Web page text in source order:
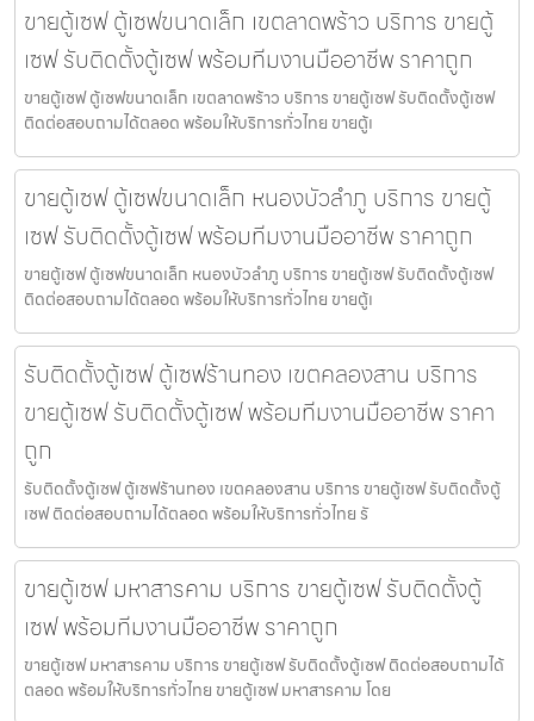
ขายตู้เซฟ ตู้เซฟขนาดเล็ก เขตลาดพร้าว บริการ ขายตู้
เซฟ รับติดตั้งตู้เซฟ พร้อมทีมงานมืออาชีพ ราคาถูก
ขายตู้เซฟ ตู้เซฟขนาดเล็ก เขตลาดพร้าว บริการ ขายตู้เซฟ รับติดตั้งตู้เซฟ
ติดต่อสอบถามได้ตลอด พร้อมให้บริการทั่วไทย ขายตู้เ
ขายตู้เซฟ ตู้เซฟขนาดเล็ก หนองบัวลำภู บริการ ขายตู้
เซฟ รับติดตั้งตู้เซฟ พร้อมทีมงานมืออาชีพ ราคาถูก
ขายตู้เซฟ ตู้เซฟขนาดเล็ก หนองบัวลำภู บริการ ขายตู้เซฟ รับติดตั้งตู้เซฟ
ติดต่อสอบถามได้ตลอด พร้อมให้บริการทั่วไทย ขายตู้เ
รับติดตั้งตู้เซฟ ตู้เซฟร้านทอง เขตคลองสาน บริการ
ขายตู้เซฟ รับติดตั้งตู้เซฟ พร้อมทีมงานมืออาชีพ ราคา
ถูก
รับติดตั้งตู้เซฟ ตู้เซฟร้านทอง เขตคลองสาน บริการ ขายตู้เซฟ รับติดตั้งตู้
เซฟ ติดต่อสอบถามได้ตลอด พร้อมให้บริการทั่วไทย รั
ขายตู้เซฟ มหาสารคาม บริการ ขายตู้เซฟ รับติดตั้งตู้
เซฟ พร้อมทีมงานมืออาชีพ ราคาถูก
ขายตู้เซฟ มหาสารคาม บริการ ขายตู้เซฟ รับติดตั้งตู้เซฟ ติดต่อสอบถามได้
ตลอด พร้อมให้บริการทั่วไทย ขายตู้เซฟ มหาสารคาม โดย